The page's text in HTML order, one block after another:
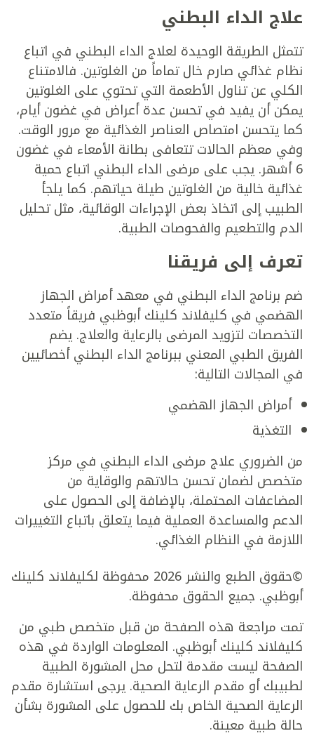
علاج الداء البطني
تتمثل الطريقة الوحيدة لعلاج الداء البطني في اتباع
نظام غذائي صارم خال تماماً من الغلوتين. فالامتناع
الكلي عن تناول الأطعمة التي تحتوي على الغلوتين
يمكن أن يفيد في تحسن عدة أعراض في غضون أيام،
كما يتحسن امتصاص العناصر الغذائية مع مرور الوقت.
وفي معظم الحالات تتعافى بطانة الأمعاء في غضون
6 أشهر. يجب على مرضى الداء البطني اتباع حمية
غذائية خالية من الغلوتين طيلة حياتهم. كما يلجأ
الطبيب إلى اتخاذ بعض الإجراءات الوقائية، مثل تحليل
الدم والتطعيم والفحوصات الطبية.
تعرف إلى فريقنا
ضم برنامج الداء البطني في معهد أمراض الجهاز
الهضمي في كليفلاند كلينك أبوظبي فريقاً متعدد
التخصصات لتزويد المرضى بالرعاية والعلاج. يضم
الفريق الطبي المعني ببرنامج الداء البطني أخصائيين
في المجالات التالية:
أمراض الجهاز الهضمي
التغذية
من الضروري علاج مرضى الداء البطني في مركز
متخصص لضمان تحسن حالاتهم والوقاية من
المضاعفات المحتملة، بالإضافة إلى الحصول على
الدعم والمساعدة العملية فيما يتعلق باتباع التغييرات
اللازمة في النظام الغذائي.
©حقوق الطبع والنشر 2026 محفوظة لكليفلاند كلينك
أبوظبي. جميع الحقوق محفوظة.
تمت مراجعة هذه الصفحة من قبل متخصص طبي من
كليفلاند كلينك أبوظبي. المعلومات الواردة في هذه
الصفحة ليست مقدمة لتحل محل المشورة الطبية
لطبيبك أو مقدم الرعاية الصحية. يرجى استشارة مقدم
الرعاية الصحية الخاص بك للحصول على المشورة بشأن
حالة طبية معينة.